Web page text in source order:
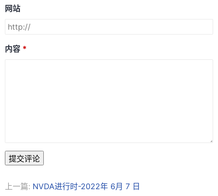
网站
内容
提交评论
上一篇: NVDA进行时-2022年 6月 7 日